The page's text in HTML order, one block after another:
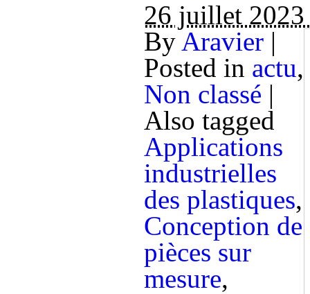
26 juillet
By Aravier |
Posted in actu,
Non classé |
Also tagged
Applications
industrielles
des plastiques,
Conception de
pièces sur
mesure,